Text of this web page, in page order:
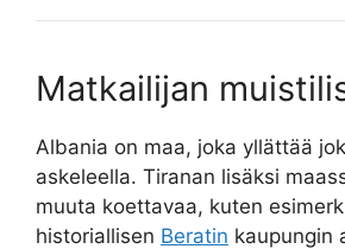
Matkailijan
Albania on maa, joka yllättää
askeleella. Tiranan lisäksi
muuta koettavaa, kuten
historiallisen Beratin kaupungin